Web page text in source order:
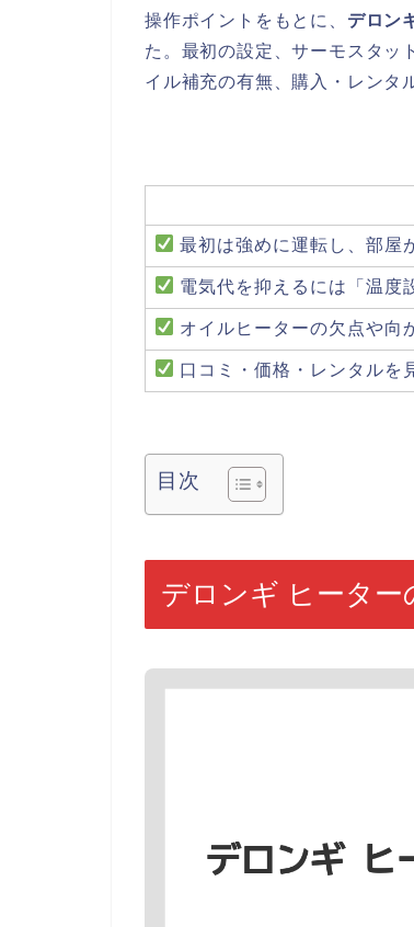
操作ポイントをもとに、 デロン
た。最初の設定、サーモスタッ
イル補充の有無、購入・レンタ
最初は強めに運転し、部屋
電気代を抑えるには「温度
オイルヒーターの欠点や向
口コミ・価格・レンタルを
目次
デロンギ ヒーター